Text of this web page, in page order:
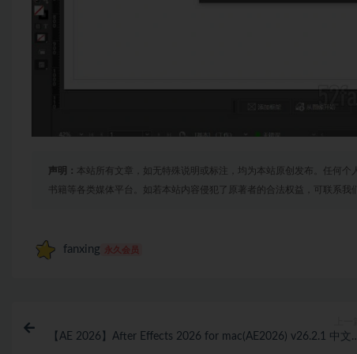
声明： 本站所有文章，如无特殊说明或标注，均为本站原创发布。任何
书籍等各类媒体平台。如若本站内容侵犯了原著者的合法权益，可联系我
fanxing 永久会员
【AE 2026】After Effects 2026 for mac(AE2026) v26.2.1 中文